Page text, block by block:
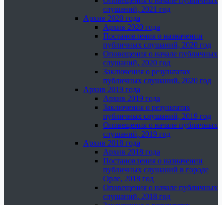
слушаний, 2021 год
Архив 2020 года
Архив 2020 года
Постановления о назначении
публичных слушаний, 2020 год
Оповещения о начале публичных
слушаний, 2020 год
Заключения о результатах
публичных слушаний, 2020 год
Архив 2019 года
Архив 2019 года
Заключения о результатах
публичных слушаний, 2019 год
Оповещения о начале публичных
слушаний, 2019 год
Архив 2018 года
Архив 2018 года
Постановления о назначении
публичных слушаний в городе
Орле, 2018 год
Оповещения о начале публичных
слушаний, 2018 год